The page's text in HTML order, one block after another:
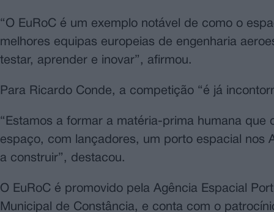
“O EuRoC é um exemplo notável de como o
melhores equipas europeias de engenharia
testar, aprender e inovar”, afirmou.
Para Ricardo Conde, a competição “é já
“Estamos a formar a matéria-prima humana
espaço, com lançadores, um porto espacial nos
a construir”, destacou.
O EuRoC é promovido pela Agência Espacial
Municipal de Constância, e conta com o